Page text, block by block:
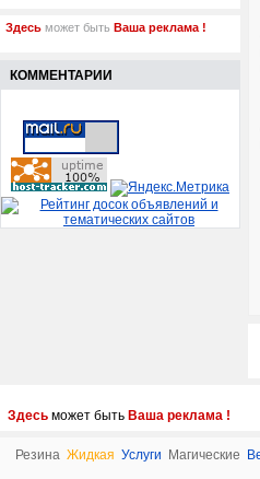
Здесь может быть Ваша реклама !
КОММЕНТАРИИ
Здесь может быть Ваша реклама !
Резина Жидкая Услуги Магические